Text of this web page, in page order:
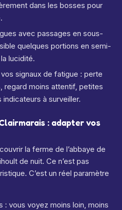
dans les bosses pour
avec passages en sous-
quelques portions en semi-
lucidité.
signaux de fatigue : perte
regard moins attentif, petites
à surveiller.
: adapter vos
la ferme de l’abbaye de
de nuit. Ce n’est pas
C’est un réel paramètre
: vous voyez moins loin, moins